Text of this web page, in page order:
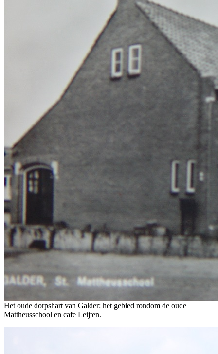
Het oude dorpshart van Galder: het gebied rondom de oude
Mattheusschool en cafe Leijten.